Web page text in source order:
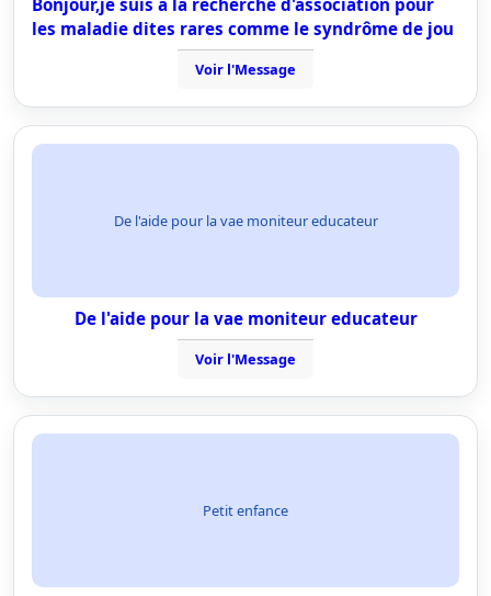
Bonjour,je suis à la recherche d'association pour
les maladie dites rares comme le syndrôme de jou
Voir l'Message
De l'aide pour la vae moniteur educateur
De l'aide pour la vae moniteur educateur
Voir l'Message
Petit enfance